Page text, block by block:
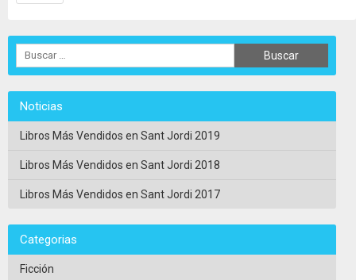
Noticias
Libros Más Vendidos en Sant Jordi 2019
Libros Más Vendidos en Sant Jordi 2018
Libros Más Vendidos en Sant Jordi 2017
Categorias
Ficción